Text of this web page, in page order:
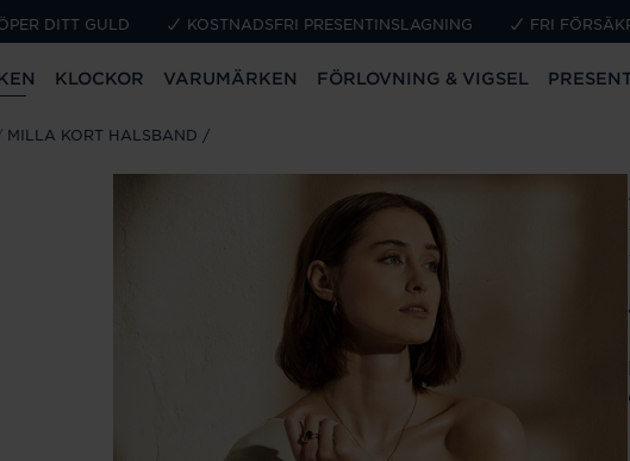
DITT GULD KOSTNADSFRI PRESENTINSLAGNING FRI
KLOCKOR VARUMÄRKEN FÖRLOVNING & VIGSEL
MILLA KORT HALSBAND